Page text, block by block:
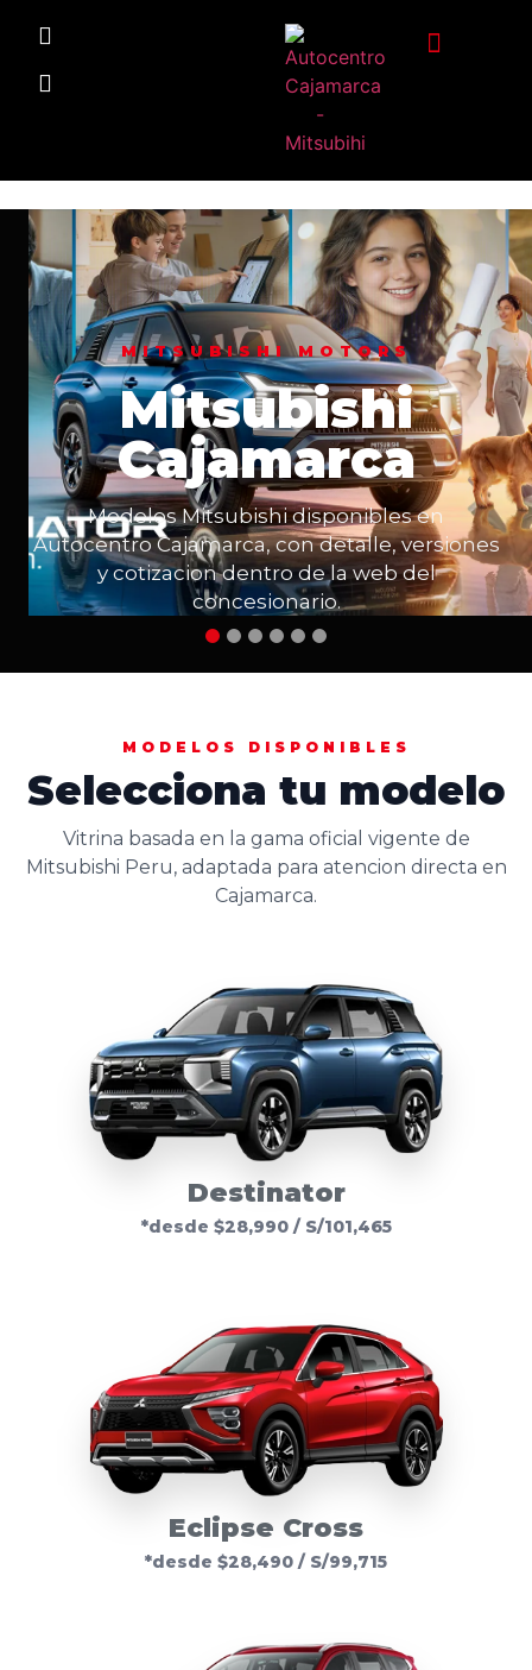
MITSUBISHI MOTORS
Mitsubishi
Cajamarca
Modelos Mitsubishi disponibles en
Autocentro Cajamarca, con detalle, versiones
y cotizacion dentro de la web del
concesionario.
MODELOS DISPONIBLES
Selecciona tu modelo
Vitrina basada en la gama oficial vigente de
Mitsubishi Peru, adaptada para atencion directa en
Cajamarca.
Destinator
*desde $28,990 / S/101,465
Eclipse Cross
*desde $28,490 / S/99,715